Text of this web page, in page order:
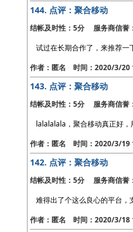
144. 点评：聚合移动
结帐及时性：5分 服务商信
试过在长期合作了，来推荐一
作者：匿名 时间：2020/3/20
143. 点评：聚合移动
结帐及时性：5分 服务商信
lalalalala，聚合移动真正好，
作者：匿名 时间：2020/3/19
142. 点评：聚合移动
结帐及时性：5分 服务商信
难得出了个这么良心的平台，
作者：匿名 时间：2020/3/18